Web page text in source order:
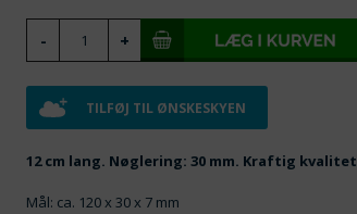
TILFØJ TIL ØNSKESKYEN
12 cm lang. Nøglering: 30 mm. Kraftig kvalitet
Mål: ca. 120 x 30 x 7 mm